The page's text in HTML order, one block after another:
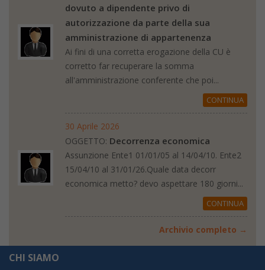
dovuto a dipendente privo di
autorizzazione da parte della sua
amministrazione di appartenenza
Ai fini di una corretta erogazione della CU è
corretto far recuperare la somma
all'amministrazione conferente che poi...
CONTINUA
30 Aprile 2026
OGGETTO: Decorrenza economica
Assunzione Ente1 01/01/05 al 14/04/10. Ente2
15/04/10 al 31/01/26.Quale data decorr
economica metto? devo aspettare 180 giorni...
CONTINUA
Archivio completo →
CHI SIAMO